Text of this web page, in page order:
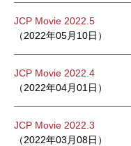
JCP Movie 2022.5
（2022年05月10日）
JCP Movie 2022.4
（2022年04月01日）
JCP Movie 2022.3
（2022年03月08日）